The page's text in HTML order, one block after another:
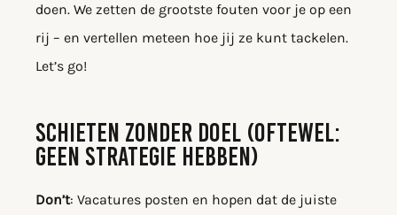
doen. We zetten de grootste fouten voor je op een
rij – en vertellen meteen hoe jij ze kunt tackelen.
Let’s go!
SCHIETEN ZONDER DOEL (OFTEWEL:
GEEN STRATEGIE HEBBEN)
Don’t: Vacatures posten en hopen dat de juiste